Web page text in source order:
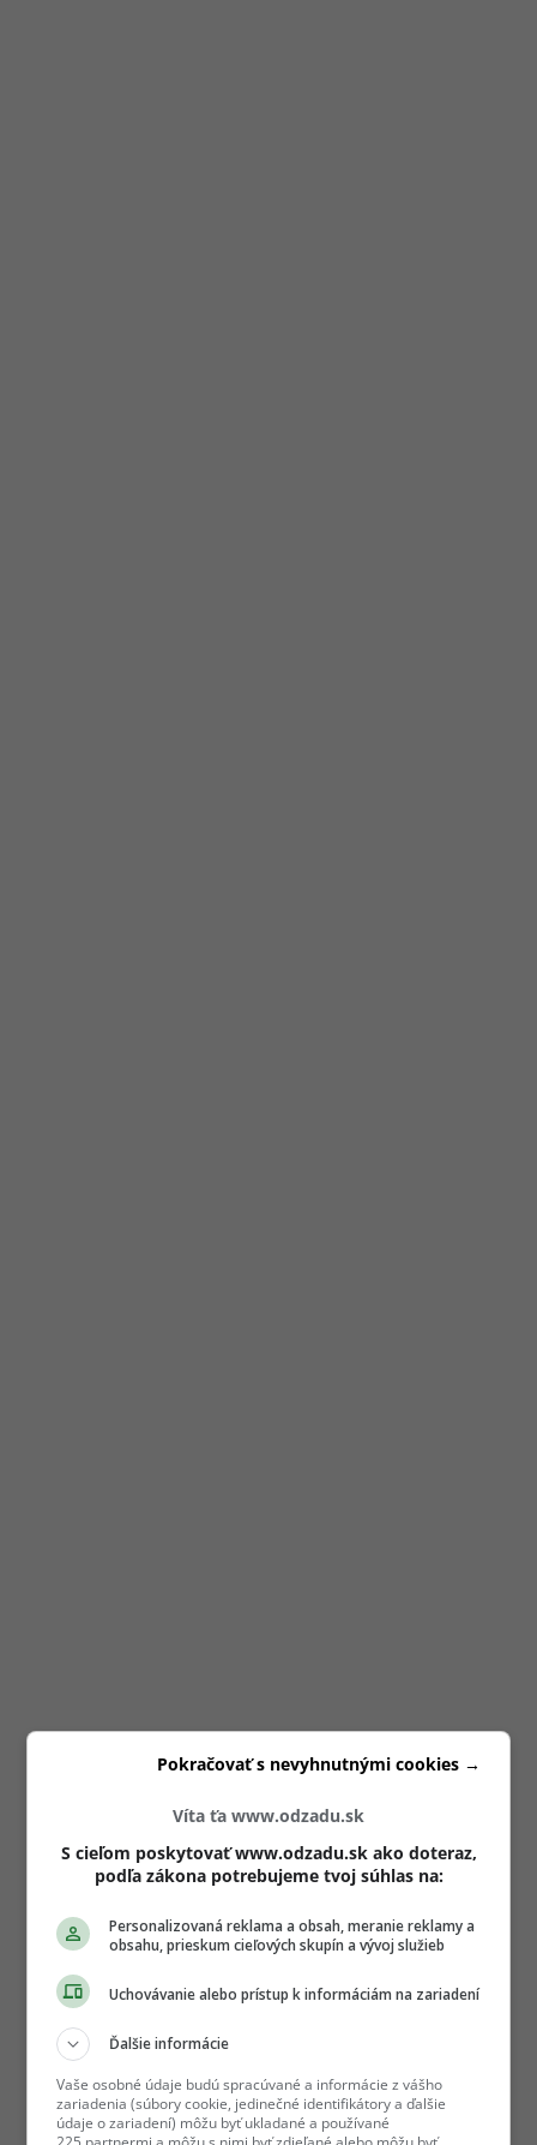
Víta ťa www.odzadu.sk
S cieľom poskytovať www.odzadu.sk ako doteraz,
podľa zákona potrebujeme tvoj súhlas na:
Personalizovaná reklama a obsah, meranie reklamy a
obsahu, prieskum cieľových skupín a vývoj služieb
Uchovávanie alebo prístup k informáciám na zariadení
Ďalšie informácie
Vaše osobné údaje budú spracúvané a informácie z vášho
zariadenia (súbory cookie, jedinečné identifikátory a ďalšie
údaje o zariadení) môžu byť ukladané a používané
Pokračovať s nevyhnutnými cookies →